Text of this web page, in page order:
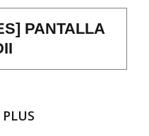
PANTALLA